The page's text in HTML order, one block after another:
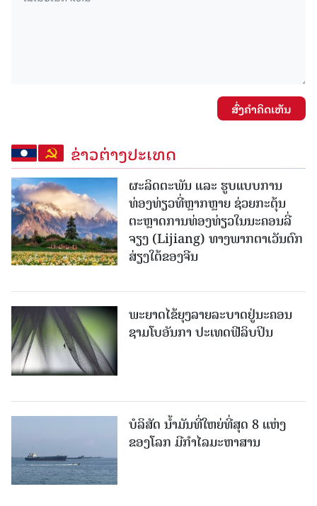
ສົ່ງຄໍາຄິດເຫັນ
ຂ່າວຕ່າງປະເທດ
ຜະລິດຕະພັນ ແລະ ຮູບແບບການ
ທ່ອງທ່ຽວທີ່ຫຼາກຫຼາຍ ຊ່ວຍກະຕຸ້ນ
ຕະຫຼາດການທ່ອງທ່ຽວໃນນະຄອນລີ່
ຈຽງ (Lijiang) ທາງພາກຕາເວັນຕົກ
ສ່ຽງໃຕ້ຂອງຈີນ
ພະຍາດໄຂ້ຍຸງລາຍລະບາດຢູ່ນະຄອນ
ຊາມໂບ​ອັນກາ ປະເທດຟີລິບປິນ
ບໍລິສັດ ນ້ຳມັນທີ່ໃຫຍ່ທີ່ສຸດ 8 ແຫ່ງ
ຂອງໂລກ ມີກຳໄລມະຫາສານ